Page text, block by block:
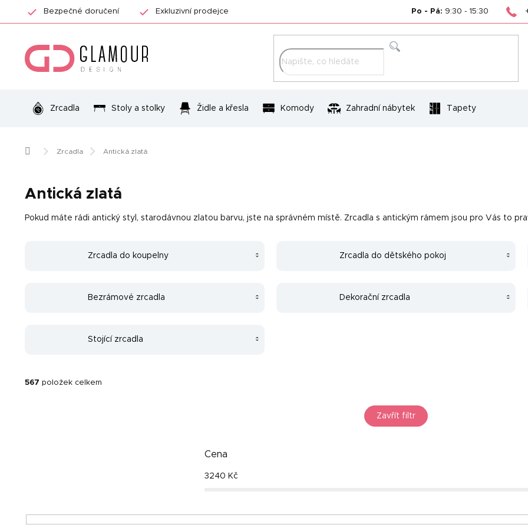
Bezpečné doručení Exkluzivní prodejce Po - Pá: 9:30 - 15:30
Zrcadla Stoly a stolky Židle a křesla Komody Zahradní nábytek Tapety
Domů Zrcadla Antická zlatá
Antická zlatá
Pokud máte rádi antický styl, starodávnou zlatou barvu, jste na správném místě. Zrcadla s antickým rámem jsou pro Vás to
Zrcadla do koupelny Zrcadla do dětského pokoj
Bezrámové zrcadla Dekorační zrcadla
Stojící zrcadla
567 položek celkem
Zavřít filtr
Cena
3240 Kč